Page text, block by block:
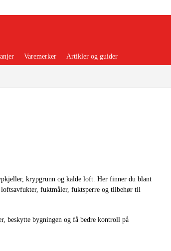
Forbruksvarer
Skog Og Hage
Varemerker Artikler og guider
krypgrunn og kalde loft. Her finner du blant
fuktmåler, fuktsperre og tilbehør til
beskytte bygningen og få bedre kontroll på